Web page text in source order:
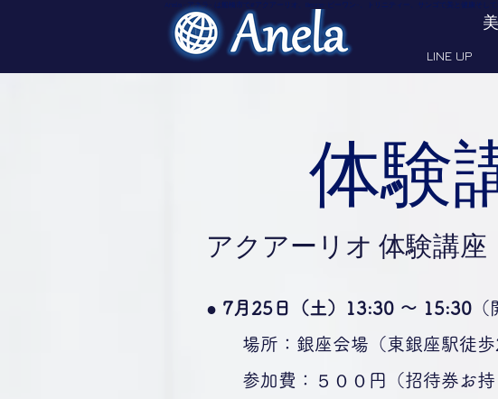
Anela -アネラ- は船橋市で#アクアーリオ、Beone-ビーワン-、トリニティー、サンゴで美と健康
LINE UP
体験
アクアーリオ 体験講座
● 7月25日（土）13:30 ～ 15:30
場所：銀座会場（東銀座駅徒歩
参加費：５００円（招待券お持